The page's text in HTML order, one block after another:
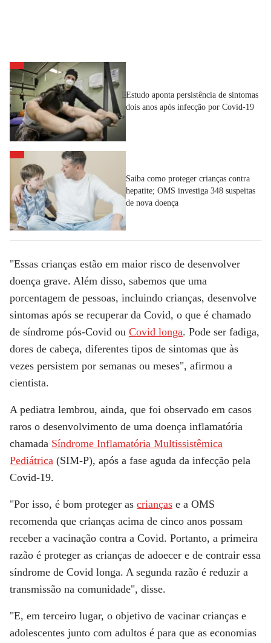
Estudo aponta persistência de sintomas
dois anos após infecção por Covid-19
Saiba como proteger crianças contra
hepatite; OMS investiga 348 suspeitas
de nova doença
"Essas crianças estão em maior risco de desenvolver
doença grave. Além disso, sabemos que uma
porcentagem de pessoas, incluindo crianças, desenvolve
sintomas após se recuperar da Covid, o que é chamado
de síndrome pós-Covid ou Covid longa. Pode ser fadiga,
dores de cabeça, diferentes tipos de sintomas que às
vezes persistem por semanas ou meses", afirmou a
cientista.
A pediatra lembrou, ainda, que foi observado em casos
raros o desenvolvimento de uma doença inflamatória
chamada Síndrome Inflamatória Multissistêmica
Pediátrica (SIM-P), após a fase aguda da infecção pela
Covid-19.
"Por isso, é bom proteger as crianças e a OMS
recomenda que crianças acima de cinco anos possam
receber a vacinação contra a Covid. Portanto, a primeira
razão é proteger as crianças de adoecer e de contrair essa
síndrome de Covid longa. A segunda razão é reduzir a
transmissão na comunidade", disse.
"E, em terceiro lugar, o objetivo de vacinar crianças e
adolescentes junto com adultos é para que as economias